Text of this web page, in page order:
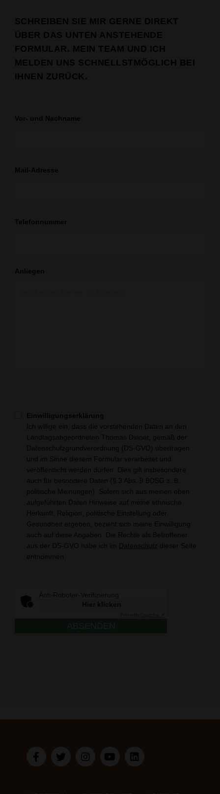
SCHREIBEN SIE MIR GERNE DIREKT
ÜBER DAS UNTEN ANSTEHENDE
FORMULAR. MEIN TEAM UND ICH
MELDEN UNS SCHNELLSTMÖGLICH BEI
IHNEN ZURÜCK.
Vor- und Nachname
Mail-Adresse
Telefonnummer
Anliegen
Einwilligungserklärung
Ich willige ein, dass die vorstehenden Daten an den
Landtagsabgeordneten Thomas Diener, gemäß der
Datenschutzgrundverordnung (DS-GVO) übertragen
und im Sinne diesem Formular verarbeitet und
veröffentlicht werden dürfen. Dies gilt insbesondere
auch für besondere Daten (§ 3 Abs. 9 BDSG z. B.
politische Meinungen). Sofern sich aus meinen oben
aufgeführten Daten Hinweise auf meine ethnische
Herkunft, Religion, politische Einstellung oder
Gesundheit ergeben, bezieht sich meine Einwilligung
auch auf diese Angaben. Die Rechte als Betroffener
aus der DS-GVO habe ich im Datenschutz dieser Seite
entnommen.